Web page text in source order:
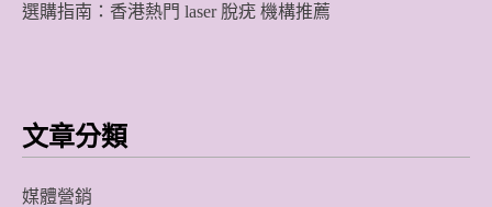
選購指南：香港熱門 laser 脫疣 機構推薦
文章分類
媒體營銷